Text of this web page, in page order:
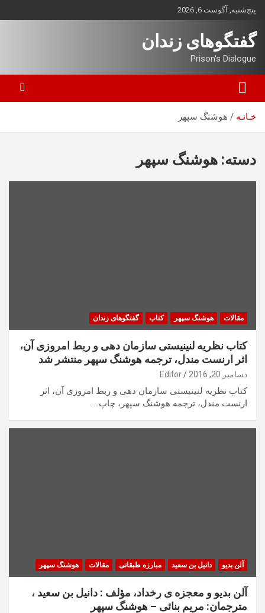
محتوا
بروید
پنج‌شنبه, آگوست 6, 2026
گفتگوهای زندان
Prison's Dialogue
خـانـه هوشنگ سپهر
دسته: هوشنگ سپهر
مقالات هوشنگ سپهر کتاب گفتگوهای زندان
کتاب نظريه لنينيستی سازمان دهی و ربط امروزی آن،
اثر ارنست مندل، ترجمه هوشنگ سپهر منتشر شد
دسامبر 20, 2016 Editor
کتاب نظريه لنينيستی سازمان دهی و ربط امروزی آن، اثر
ارنست مندل، ترجمه هوشنگ سپهر، چاپ…
آلن بديو دانیل بن سعید مبارزه طبقاتی مقالات هوشنگ سپهر
آلن بديو و معجزه ی رخداد، مؤلف : دانيل بن سعيد ،
مترجمان: مريم بنائی – ھوشنگ سپھر